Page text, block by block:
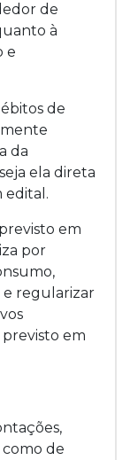
de
à
e
de
da
ela direta
edital.
em
por
e regularizar
em
de